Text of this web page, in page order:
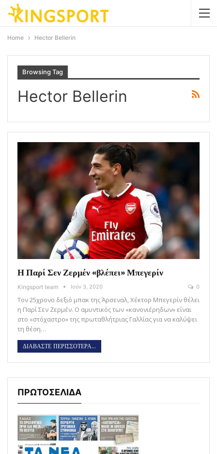
Home Hector Bellerin
Browsing Tag
Hector Bellerin
Η Παρί Σεν Ζερμέν «βλέπει» Μπεγερίν
Kingsport team Ιούν 3, 2020 0
Τον 25χρονο δεξιό μπακ της Άρσεναλ, Χέκτορ Μπεγερίν θέλει
η Παρί Σεν Ζερμέν. Ο αμυντικός των «κανονιέρηδων» είναι
στο «στόχαστρο» της πρωταθλήτριας Γαλλίας για να καλύψει
τη θέση…
ΔΙΑΒΑΣΤΕ ΠΕΡΙΣΣΟΤΕΡΑ...
ΠΡΩΤΟΣΕΛΙΔΑ